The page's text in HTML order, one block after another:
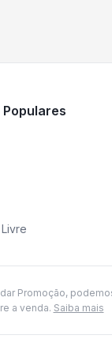
Populares
Promoção,
a venda. Saiba mais